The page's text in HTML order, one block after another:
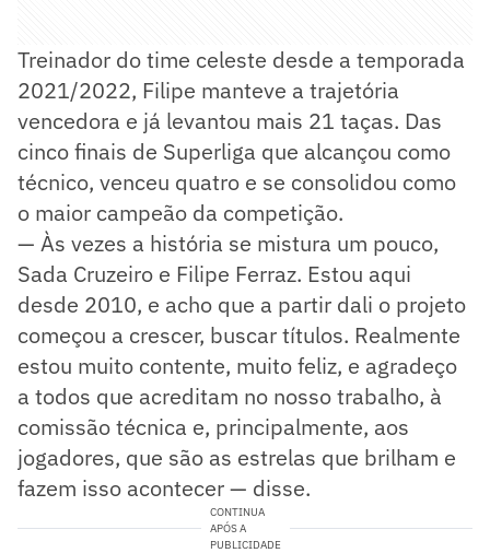
Treinador do time celeste desde a temporada
2021/2022, Filipe manteve a trajetória
vencedora e já levantou mais 21 taças. Das
cinco finais de Superliga que alcançou como
técnico, venceu quatro e se consolidou como
o maior campeão da competição.
— Às vezes a história se mistura um pouco,
Sada Cruzeiro e Filipe Ferraz. Estou aqui
desde 2010, e acho que a partir dali o projeto
começou a crescer, buscar títulos. Realmente
estou muito contente, muito feliz, e agradeço
a todos que acreditam no nosso trabalho, à
comissão técnica e, principalmente, aos
jogadores, que são as estrelas que brilham e
fazem isso acontecer — disse.
CONTINUA
APÓS A
PUBLICIDADE